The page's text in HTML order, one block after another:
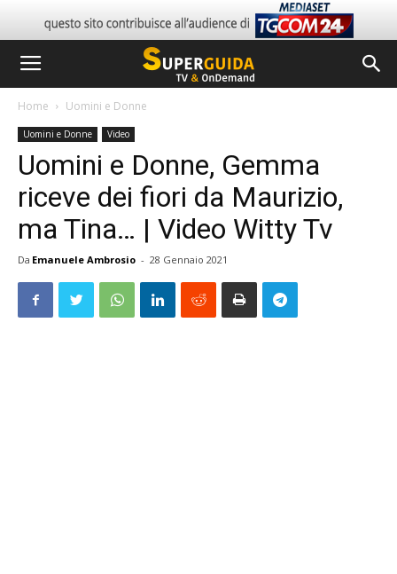
Home Uomini e Donne
Uomini e Donne Video
Uomini e Donne, Gemma
riceve dei fiori da Maurizio,
ma Tina… | Video Witty Tv
Da Emanuele Ambrosio - 28 Gennaio 2021